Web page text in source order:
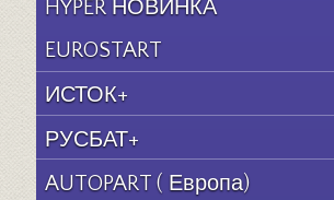
HYPER НОВИНКА
EUROSTART
ИСТОК+
РУСБАТ+
AUTOPART ( Европа)